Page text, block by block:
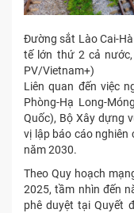
Đường sắt Lào Cai-
tế lớn thứ 2 cả
PV/Vietnam+)
Liên quan đến việc
Phòng-Hạ Long-
Quốc), Bộ Xây dựng
vị lập báo cáo
năm 2030.
Theo Quy hoạch
2025, tầm nhìn đến
phê duyệt tại Quyết